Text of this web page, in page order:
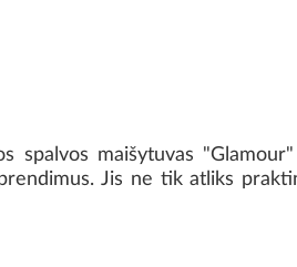
spalvos maišytuvas
Jis ne tik atliks